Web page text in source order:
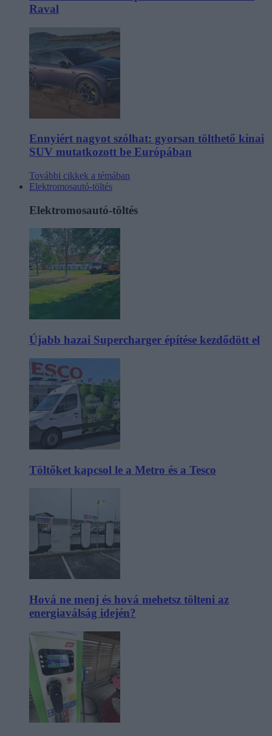
Raval
Ennyiért nagyot szólhat: gyorsan tölthető kínai
SUV mutatkozott be Európában
További cikkek a témában
Elektromosautó-töltés
Elektromosautó-töltés
Újabb hazai Supercharger építése kezdődött el
Töltőket kapcsol le a Metro és a Tesco
Hová ne menj és hová mehetsz tölteni az
energiaválság idején?